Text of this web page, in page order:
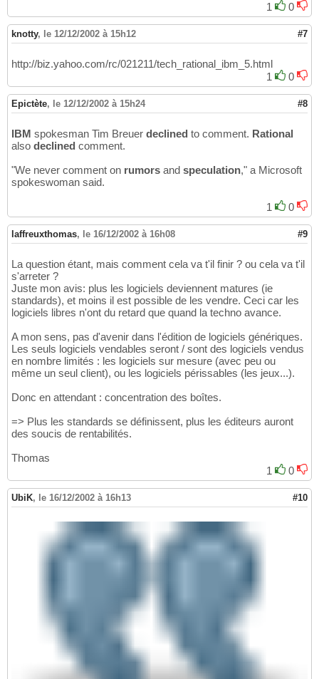
1 0
knotty, le 12/12/2002 à 15h12 #7
http://biz.yahoo.com/rc/021211/tech_rational_ibm_5.html
1
0
Epictète, le 12/12/2002 à 15h24 #8
IBM spokesman Tim Breuer declined to comment. Rational
also declined comment.
"We never comment on rumors and speculation," a Microsoft
spokeswoman said.
1 0
laffreuxthomas, le 16/12/2002 à 16h08 #9
La question étant, mais comment cela va t'il finir ? ou cela va t'il
s'arreter ?
Juste mon avis: plus les logiciels deviennent matures (ie
standards), et moins il est possible de les vendre. Ceci car les
logiciels libres n'ont du retard que quand la techno avance.
A mon sens, pas d'avenir dans l'édition de logiciels génériques.
Les seuls logiciels vendables seront / sont des logiciels vendus
en nombre limités : les logiciels sur mesure (avec peu ou
même un seul client), ou les logiciels périssables (les jeux...).
Donc en attendant : concentration des boîtes.
=> Plus les standards se définissent, plus les éditeurs auront
des soucis de rentabilités.
Thomas
1
0
UbiK, le 16/12/2002 à 16h13 #10